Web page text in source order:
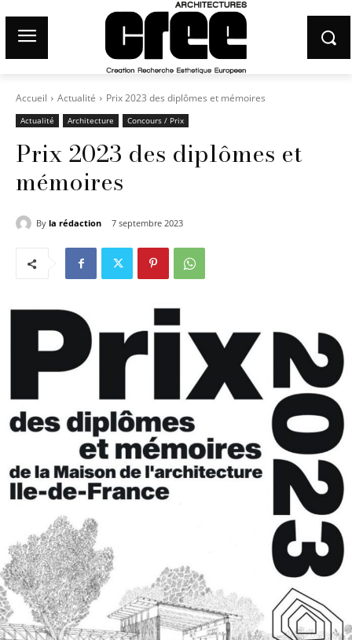
Accueil Actualité Prix 2023 des diplômes et mémoires
Actualité Architecture Concours / Prix
Prix 2023 des diplômes et
mémoires
By la rédaction 7 septembre 2023